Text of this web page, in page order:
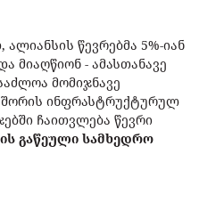
ალიანსის წევრებმა 5%-იან
მიაღწიონ - ამასთანავე
მომიჯნავე
შორის ინფრასტრუქტურულ
ჩაითვლება წევრი
გაწეული სამხედრო